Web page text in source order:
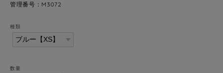
管理番号：M3072
種類
数量